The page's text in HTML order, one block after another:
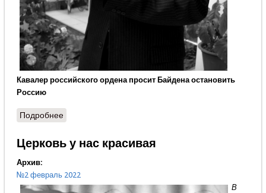
Кавалер российского ордена просит Байдена остановить
Россию
Подробнеео Вон с порога, Дога
Церковь у нас красивая
Архив:
№2 февраль 2022
В